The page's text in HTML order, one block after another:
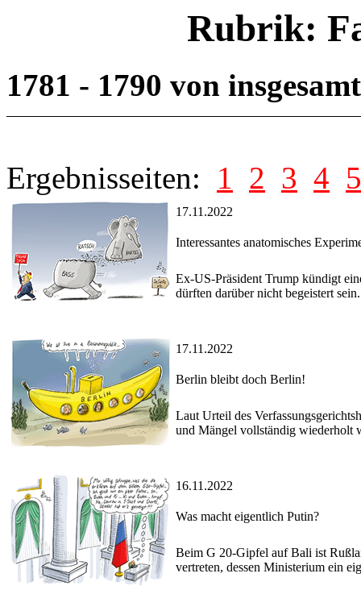
Rubrik:
1781 - 1790 von
Ergebnisseiten: 1 2 3 4 5
17.11.2022
Interessantes anatomisches
Ex-US-Präsident Trump kündigt
dürften darüber nicht begeistert sein.
17.11.2022
Berlin bleibt doch Berlin!
Laut Urteil des
und Mängel vollständig wiederholt
16.11.2022
Was macht eigentlich Putin?
Beim G 20-Gipfel auf Bali ist
vertreten, dessen Ministerium ein